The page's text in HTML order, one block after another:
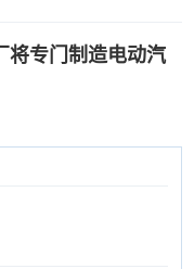
将专门制造电动汽